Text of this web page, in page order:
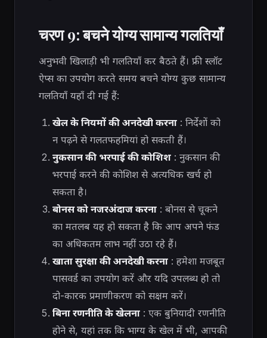
चरण 9: बचने योग्य सामान्य गलतियाँ
अनुभवी खिलाड़ी भी गलतियाँ कर बैठते हैं। फ्री स्लॉट
ऐप्स का उपयोग करते समय बचने योग्य कुछ सामान्य
गलतियाँ यहाँ दी गई हैं:
खेल के नियमों की अनदेखी करना: निर्देशों को
न पढ़ने से गलतफहमियां हो सकती हैं।
नुकसान की भरपाई की कोशिश: नुकसान की
भरपाई करने की कोशिश से अत्यधिक खर्च हो
सकता है।
बोनस को नजरअंदाज करना: बोनस से चूकने
का मतलब यह हो सकता है कि आप अपने फंड
का अधिकतम लाभ नहीं उठा रहे हैं।
खाता सुरक्षा की अनदेखी करना: हमेशा मजबूत
पासवर्ड का उपयोग करें और यदि उपलब्ध हो तो
दो-कारक प्रमाणीकरण को सक्षम करें।
बिना रणनीति के खेलना: एक बुनियादी रणनीति
होने से, यहां तक ​​कि भाग्य के खेल में भी, आपकी